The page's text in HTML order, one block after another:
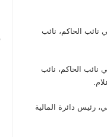
نائب الحاكم، نائب
الحاكم، نائب
رئيس دائرة المالية